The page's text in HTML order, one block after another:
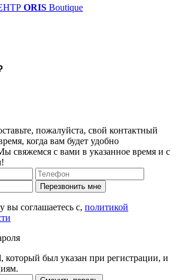
ORIS Boutique
пожалуйста, свой контактный
когда вам будет удобно
свяжемся с вами в указанное время и с
Перезвонить мне
соглашаетесь с, политикой
который был указан при регистрации, и